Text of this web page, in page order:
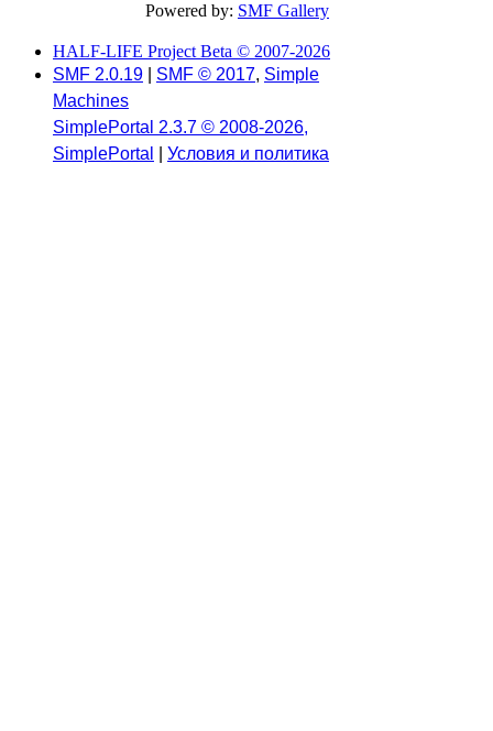
Powered by: SMF Gallery
HALF-LIFE Project Beta © 2007-2026
SMF 2.0.19
SMF © 2017, Simple
Machines
SimplePortal 2.3.7 © 2008-2026,
SimplePortal
Условия и политика